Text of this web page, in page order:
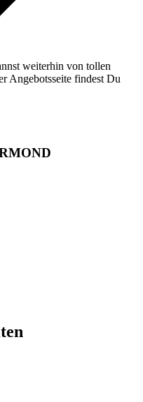
weiterhin von tollen
Angebotsseite findest Du